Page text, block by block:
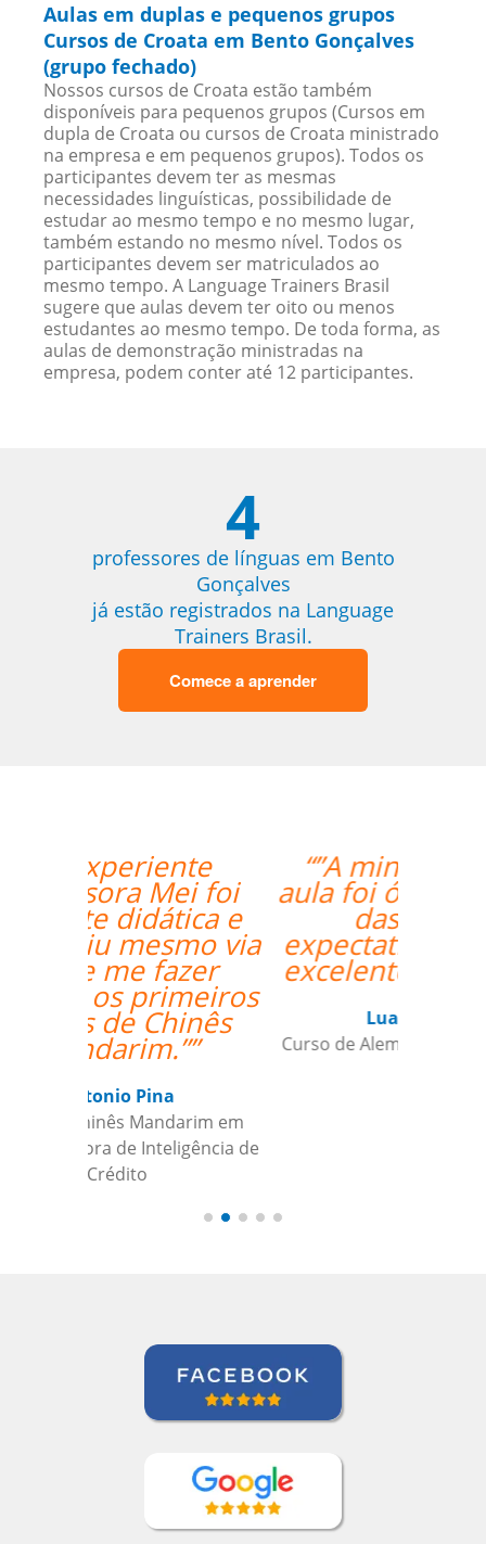
Aulas em duplas e pequenos grupos
Cursos de Croata em Bento Gonçalves
(grupo fechado)
Nossos cursos de Croata estão também
disponíveis para pequenos grupos (Cursos em
dupla de Croata ou cursos de Croata ministrado
na empresa e em pequenos grupos). Todos os
participantes devem ter as mesmas
necessidades linguísticas, possibilidade de
estudar ao mesmo tempo e no mesmo lugar,
também estando no mesmo nível. Todos os
participantes devem ser matriculados ao
mesmo tempo. A Language Trainers Brasil
sugere que aulas devem ter oito ou menos
estudantes ao mesmo tempo. De toda forma, as
aulas de demonstração ministradas na
empresa, podem conter até 12 participantes.
4
professores de línguas em Bento
Gonçalves
já estão registrados na Language
Trainers Brasil.
Comece a aprender
“”A minha primeira
aula foi ótima, foi além
das minhas
expectativas. Ele é um
excelente professor.””
Luana Terrível
Curso de Alemão em Ribeirao Preto